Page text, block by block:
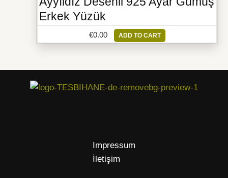
Erkek Yüzük
€0.00 ADD TO CART
Impressum
İletişim